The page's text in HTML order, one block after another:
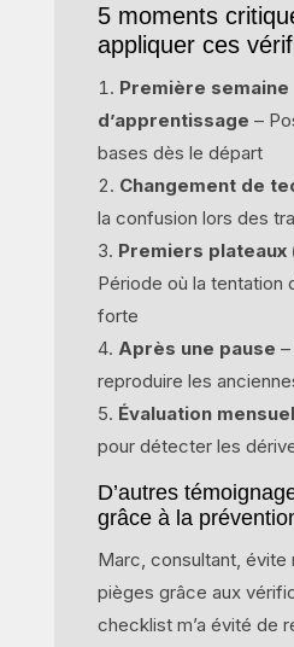
5 moments
appliquer ces
Première semaine
d’apprentissage –
bases dès le départ
Changement de
la confusion lors des
Premiers plateaux
Période où la tentation
forte
Après une pause
reproduire les
Évaluation
pour détecter les
D’autres
grâce à la
Marc, consultant, évite
pièges grâce aux
checklist m’a évité de